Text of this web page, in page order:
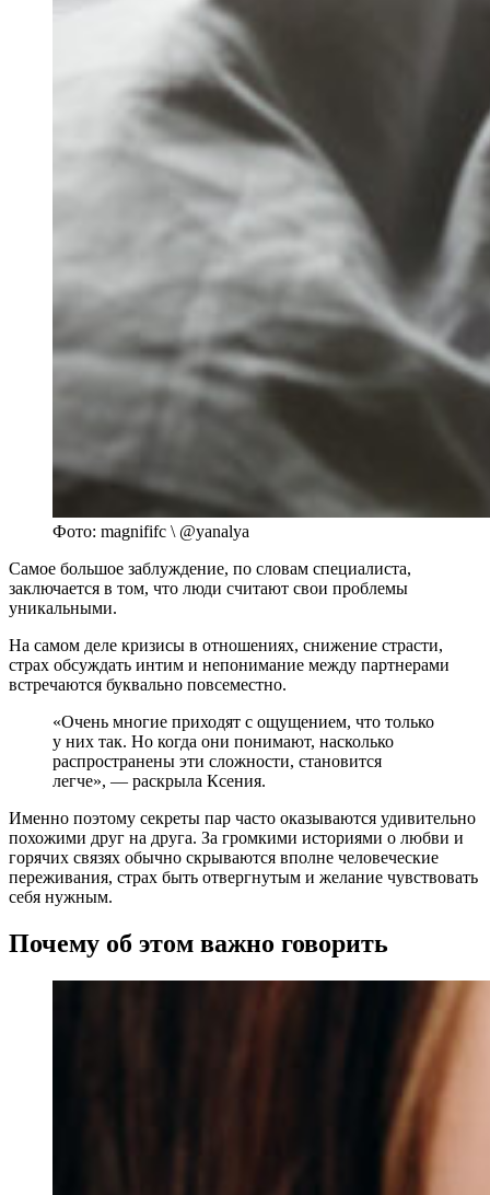
Фото: magnififc \ @yanalya
Самое большое заблуждение, по словам специалиста,
заключается в том, что люди считают свои проблемы
уникальными.
На самом деле кризисы в отношениях, снижение страсти,
страх обсуждать интим и непонимание между партнерами
встречаются буквально повсеместно.
«Очень многие приходят с ощущением, что только
у них так. Но когда они понимают, насколько
распространены эти сложности, становится
легче», — раскрыла Ксения.
Именно поэтому секреты пар часто оказываются удивительно
похожими друг на друга. За громкими историями о любви и
горячих связях обычно скрываются вполне человеческие
переживания, страх быть отвергнутым и желание чувствовать
себя нужным.
Почему об этом важно говорить